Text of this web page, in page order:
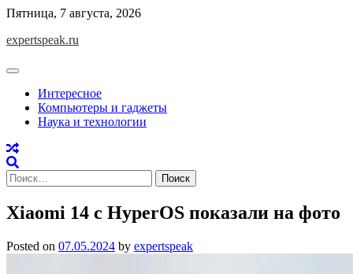
Skip
content
Пятница, 7 августа, 2026
expertspeak.ru
Интересное
Компьютеры и гаджеты
Наука и технологии
Найти:
Xiaomi 14 с HyperOS показали на фото
Posted on 07.05.2024 by expertspeak